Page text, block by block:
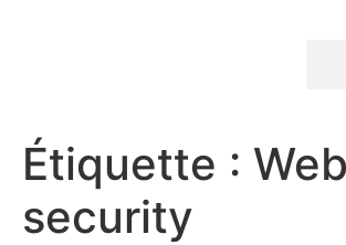
Étiquette :
security